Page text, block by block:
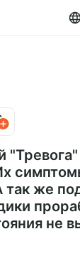
так же
не